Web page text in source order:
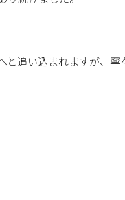
追い込まれますが、寧